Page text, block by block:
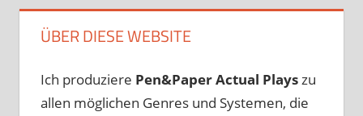
ÜBER DIESE WEBSITE
Ich produziere Pen&PaperActual Playszu
allen möglichen Genres und Systemen, die